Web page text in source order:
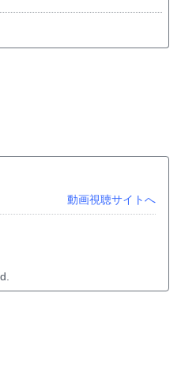
動画視聴サイトへ